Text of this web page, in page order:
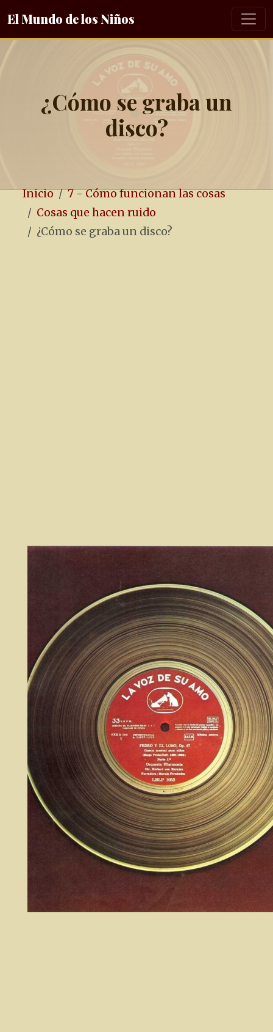
El Mundo de los Niños
¿Cómo se graba un
disco?
Inicio
7 - Cómo funcionan las cosas
Cosas que hacen ruido
¿Cómo se graba un disco?